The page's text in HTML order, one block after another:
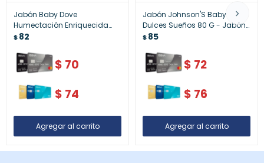
Jabón Baby Dove
Humectación Enriquecida
75g
$82
$ 70
$ 74
Jabón Johnson'S Baby
Dulces Sueños 80 G - Jabón
Johnson¿S Baby Dulces
$85
$ 72
$ 76